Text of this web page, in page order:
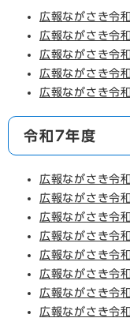
広報ながさき令
広報ながさき令
広報ながさき令
広報ながさき令
広報ながさき令
令和7年度
広報ながさき令
広報ながさき令
広報ながさき令
広報ながさき令
広報ながさき令
広報ながさき令
広報ながさき令
広報ながさき令